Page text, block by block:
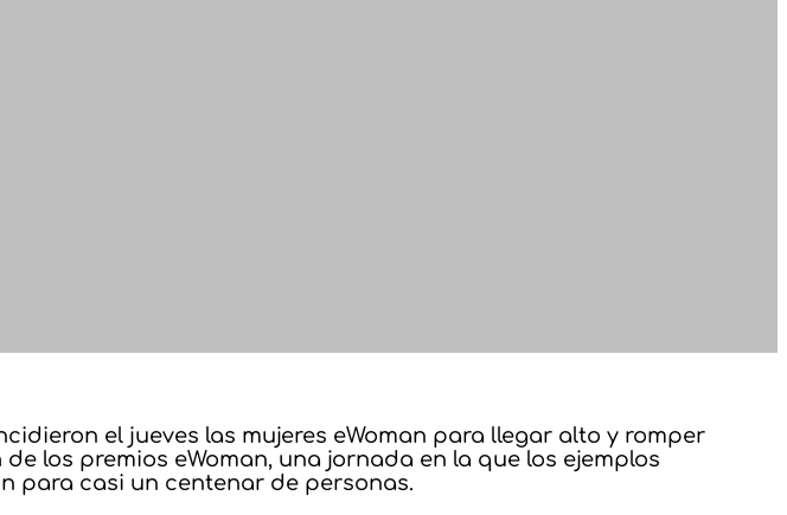
el jueves las mujeres eWoman para llegar alto y romper
de los premios eWoman, una jornada en la que los ejemplos
para casi un centenar de personas.